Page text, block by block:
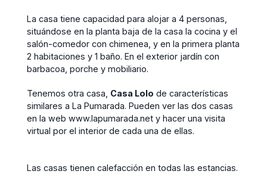
La casa tiene capacidad para alojar a 4 personas,
situándose en la planta baja de la casa la cocina y el
salón-comedor con chimenea, y en la primera planta
2 habitaciones y 1 baño. En el exterior jardín con
barbacoa, porche y mobiliario.
Tenemos otra casa, Casa Lolo de características
similares a La Pumarada. Pueden ver las dos casas
en la web www.lapumarada.net y hacer una visita
virtual por el interior de cada una de ellas.
Las casas tienen calefacción en todas las estancias.